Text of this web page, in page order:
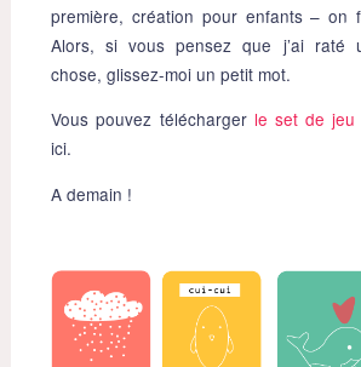
première, création pour enfants – on
Alors, si vous pensez que j’ai raté
chose, glissez-moi un petit mot.
Vous pouvez télécharger le set de jeu
ici.
A demain !